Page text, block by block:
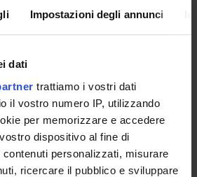
Impostazioni degli annunci
dati
trattiamo i vostri dati
il vostro numero IP, utilizzando
per memorizzare e accedere
dispositivo al fine di
contenuti personalizzati, misurare
ricercare il pubblico e sviluppare
OFFICES
OFFICES